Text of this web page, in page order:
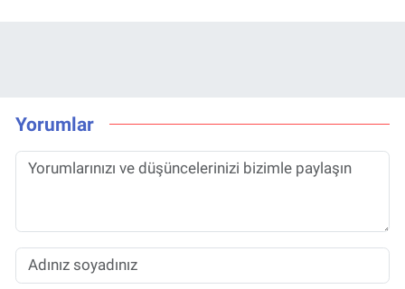
Yorumlar